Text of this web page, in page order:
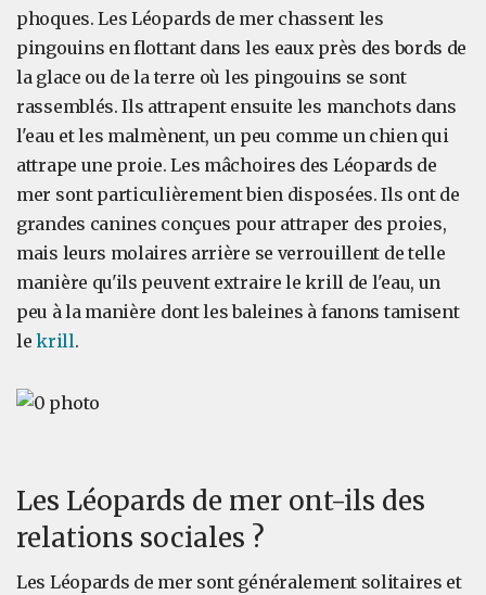
phoques. Les Léopards de mer chassent les
pingouins en flottant dans les eaux près des bords de
la glace ou de la terre où les pingouins se sont
rassemblés. Ils attrapent ensuite les manchots dans
l'eau et les malmènent, un peu comme un chien qui
attrape une proie. Les mâchoires des Léopards de
mer sont particulièrement bien disposées. Ils ont de
grandes canines conçues pour attraper des proies,
mais leurs molaires arrière se verrouillent de telle
manière qu'ils peuvent extraire le krill de l'eau, un
peu à la manière dont les baleines à fanons tamisent
lekrill.
Les Léopards de mer ont-ils des
relations sociales ?
Les Léopards de mer sont généralement solitaires et